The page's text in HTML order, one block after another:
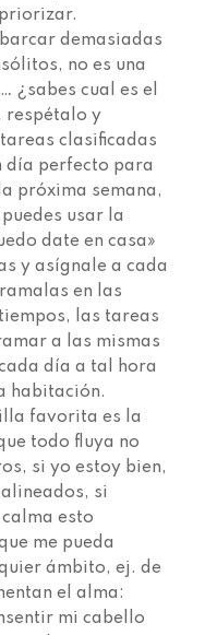
demasiadas
no es una
¿sabes cual es el
respétalo y
clasificadas
día perfecto para
próxima semana,
usar la
date en casa»
y asígnale a cada
en las
las tareas
a las mismas
día a tal hora
habitación.
favorita es la
todo fluya no
si yo estoy bien,
si
esto
me pueda
ámbito, ej. de
el alma:
mi cabello